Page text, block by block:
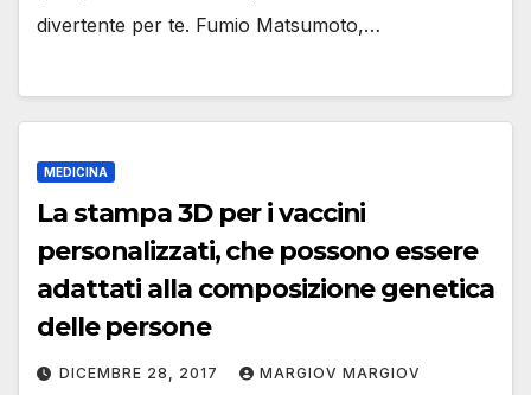
divertente per te. Fumio Matsumoto,…
MEDICINA
La stampa 3D per i vaccini
personalizzati, che possono essere
adattati alla composizione genetica
delle persone
DICEMBRE 28, 2017 MARGIOV MARGIOV